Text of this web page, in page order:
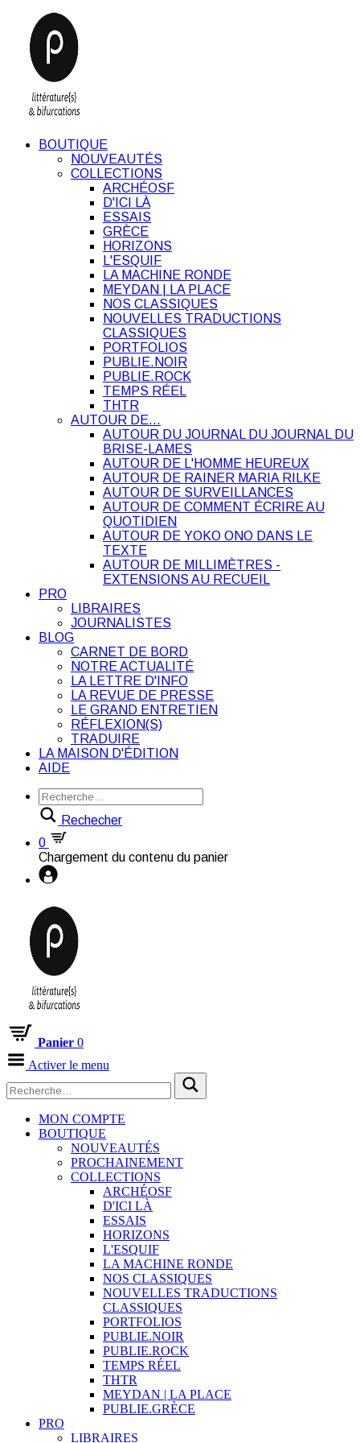
BOUTIQUE
NOUVEAUTÉS
COLLECTIONS
ARCHÉOSF
D'ICI LÀ
ESSAIS
GRÈCE
HORIZONS
L'ESQUIF
LA MACHINE RONDE
MEYDAN | LA PLACE
NOS CLASSIQUES
NOUVELLES TRADUCTIONS
CLASSIQUES
PORTFOLIOS
PUBLIE.NOIR
PUBLIE.ROCK
TEMPS RÉEL
THTR
AUTOUR DE…
AUTOUR DU JOURNAL DU JOURNAL DU
BRISE-LAMES
AUTOUR DE L'HOMME HEUREUX
AUTOUR DE RAINER MARIA RILKE
AUTOUR DE SURVEILLANCES
AUTOUR DE COMMENT ÉCRIRE AU
QUOTIDIEN
AUTOUR DE YOKO ONO DANS LE
TEXTE
AUTOUR DE MILLIMÈTRES -
EXTENSIONS AU RECUEIL
PRO
LIBRAIRES
JOURNALISTES
BLOG
CARNET DE BORD
NOTRE ACTUALITÉ
LA LETTRE D'INFO
LA REVUE DE PRESSE
LE GRAND ENTRETIEN
RÉFLEXION(S)
TRADUIRE
LA MAISON D'ÉDITION
AIDE
Rechecher
0
Chargement du contenu du panier
Panier 0
Activer le menu
MON COMPTE
BOUTIQUE
NOUVEAUTÉS
PROCHAINEMENT
COLLECTIONS
ARCHÉOSF
D'ICI LÀ
ESSAIS
HORIZONS
L'ESQUIF
LA MACHINE RONDE
NOS CLASSIQUES
NOUVELLES TRADUCTIONS
CLASSIQUES
PORTFOLIOS
PUBLIE.NOIR
PUBLIE.ROCK
TEMPS RÉEL
THTR
MEYDAN | LA PLACE
PUBLIE.GRÈCE
PRO
LIBRAIRES